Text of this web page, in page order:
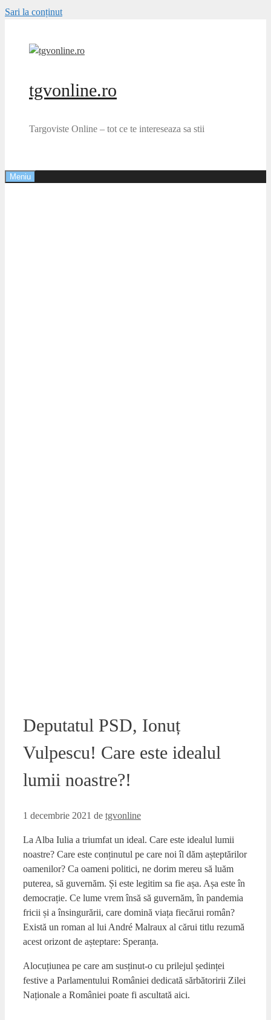
Sari la conținut
tgvonline.ro
Targoviste Online – tot ce te intereseaza sa stii
Meniu
Deputatul PSD, Ionuț
Vulpescu! Care este idealul
lumii noastre?!
1 decembrie 2021 de tgvonline
La Alba Iulia a triumfat un ideal. Care este idealul lumii
noastre? Care este conținutul pe care noi îl dăm așteptărilor
oamenilor? Ca oameni politici, ne dorim mereu să luăm
puterea, să guvernăm. Și este legitim sa fie așa. Așa este în
democrație. Ce lume vrem însă să guvernăm, în pandemia
fricii și a însingurării, care domină viața fiecărui român?
Există un roman al lui André Malraux al cărui titlu rezumă
acest orizont de așteptare: Speranța.
Alocuțiunea pe care am susținut-o cu prilejul ședinței
festive a Parlamentului României dedicată sărbătoririi Zilei
Naționale a României poate fi ascultată aici.